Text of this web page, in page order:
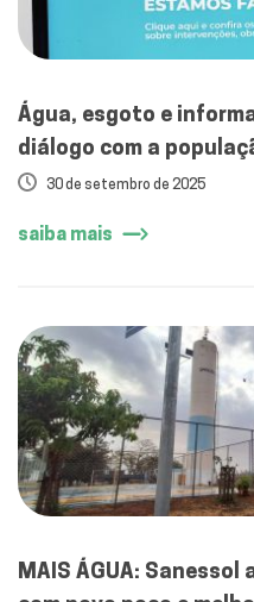
Água, esgoto e
diálogo com a
30 de setembro de 2025
saiba mais
MAIS ÁGUA: